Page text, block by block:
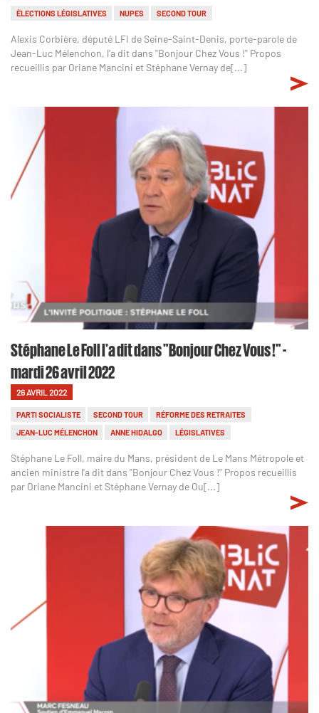
ÉLECTIONS LÉGISLATIVES NUPES SECOND TOUR
Alexis Corbière, député LFI de Seine-Saint-Denis, porte-parole de
Jean-Luc Mélenchon, l'a dit dans "Bonjour Chez Vous !" Propos
recueillis par Oriane Mancini et Stéphane Vernay de[...]
Stéphane Le Foll l'a dit dans "Bonjour Chez Vous !" -
mardi 26 avril 2022
26 AVRIL 2022
PARTI SOCIALISTE SECOND TOUR
RÉFORME DES RETRAITES
JEAN-LUC MÉLENCHON
ANNE HIDALGO LÉGISLATIVES
Stéphane Le Foll, maire du Mans, président de Le Mans Métropole et
ancien ministre l'a dit dans "Bonjour Chez Vous !" Propos recueillis
par Oriane Mancini et Stéphane Vernay de Ou[...]